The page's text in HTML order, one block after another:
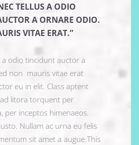
TELLUS A ODIO
A ORNARE ODIO.
VITAE ERAT.”
a odio tincidunt auctor a
non mauris vitae erat
eu in elit. Class aptent
litora torquent per
per inceptos himenaeos.
Nullam ac urna eu felis
sit amet a augue.This